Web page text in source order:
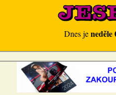
Dnes jeneděle